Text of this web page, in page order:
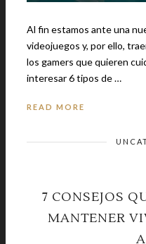
Al fin estamos ante una
videojuegos y, por ello,
los gamers que quieren cuidar su
interesar 6 tipos de …
READ MORE
7 CONSEJOS
MANTENER